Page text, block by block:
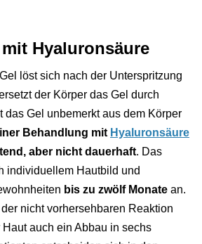
Hyaluronsäure
löst sich nach der Unterspritzung
der Körper das Gel durch
das Gel unbemerkt aus dem Körper
Behandlung mit Hyaluronsäure
aber nicht dauerhaft. Das
individuellem Hautbild und
bis zu zwölf Monate an.
nicht vorhersehbaren Reaktion
auch ein Abbau in sechs